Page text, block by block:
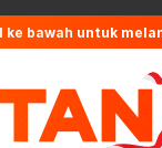
ke bawah untuk